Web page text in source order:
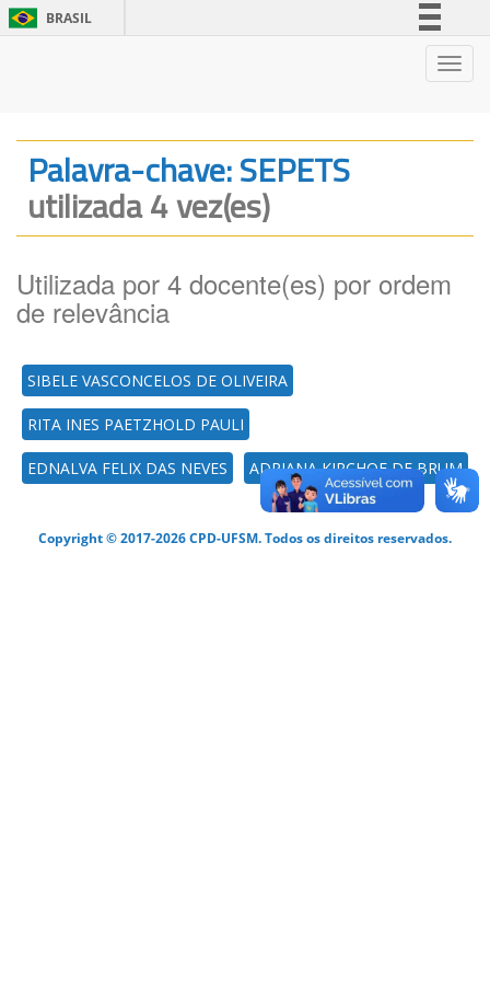
BRASIL
Legislação
Palavra-chave: SEPETS
utilizada 4 vez(es)
Utilizada por 4 docente(es) por ordem
de relevância
SIBELE VASCONCELOS DE OLIVEIRA
RITA INES PAETZHOLD PAULI
EDNALVA FELIX DAS NEVES ADRIANA KIRCHOF DE BRUM
Copyright © 2017-2026 CPD-UFSM. Todos os direitos reservados.